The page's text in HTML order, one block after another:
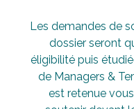
Les demandes de
dossier seront
éligibilité puis
de Managers &
est retenue